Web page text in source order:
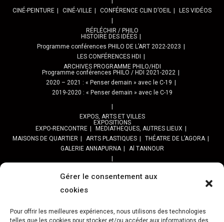
Gérer le consentement aux
cookies
Pour offrir les meilleures expériences, nous utilisons des technologies
telles que les cookies pour stocker et/ou accéder aux informations des
CINÉ-PEINTURE CINÉ-VILLE CONFÉRENCE CLIN D’OEIL LES VIDÉOS
RÉFLÉCHIR / PHILO
HISTOIRE DES IDÉES
Programme conférences PHILO DE L’ART 2022-2023
LES CONFÉRENCES HDI
ARCHIVES PROGRAMME PHILO/HDI
Programme conférences PHILO / HDI 2021-2022
2020 – 2021 : « Penser demain » avec le C-19
2019-2020 : « Penser demain » avec le C-19
EXPOS, ARTS ET VILLES
EXPOSITIONS
EXPO-RENCONTRE
MEDIATHEQUES, AUTRES LIEUX
MAISONS DE QUARTIER
ARTS PLASTIQUES
THÉATRE DE L’AGORA
GALERIE ANNAPURNA
Al TANNOUR
PPROGRAMME DES BALADES URBAINES 2025
Programme SORTIES URBAN SKETCHER 2024-2025 :